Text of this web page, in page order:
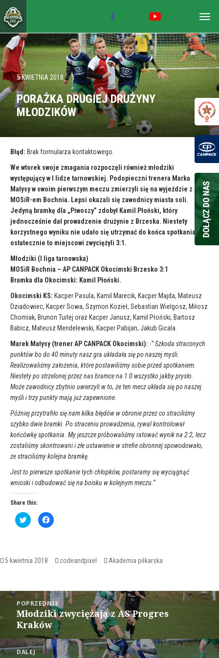
5 KWIETNIA 2018
PORAŻKA DRUGIEJ DRUŻYNY
MŁODZIKÓW
Błąd: Brak formularza kontaktowego.
We wtorek swoje zmagania rozpoczęli również młodziki
występujący w I lidze tarnowskiej. Podopieczni trenera Marka
Małysy w swoim pierwszym meczu zmierzyli się na wyjeździe z
MOSiR-em Bochnia. Lepsi okazali się zawodnicy miasta soli.
Jedyną bramkę dla „Piwoszy” zdobył Kamil Płoński, który
jednocześnie dał prowadzenie drużynie z Brzeska. Niestety
korzystnego wyniku nie udało się utrzymać do końca spotkania i
ostatecznie to miejscowi zwyciężyli 3:1.
Młodziki (I liga tarnowska)
MOSiR Bochnia – AP CANPACK Okocimski Brzesko 3:1
Bramka dla Okocimski: Kamil Płoński.
Okocimski KS: Kacper Pasula, Kamil Marecik, Kacper Majda, Mateusz
Dziadowiec, Kacper Sowa, Szymon Kozieł, Sebastian Wielgosz, Miłosz
Chomiak, Brunon Turlej oraz Kacper Janusz, Kamil Płoński, Bartosz
Babicz, Mateusz Mendelewski, Kacper Pabijan, Jakub Gicala.
Marek Małysy (trener AP CANPACK Okocimski): -” Szkoda straconych
punktów bo do 40 minuty nasz gra układała się po naszej myśli.
Realizowaliśmy założenia, które postawiliśmy sobie przed spotkaniem.
Niestety po strzelonej przez nas bramce na 1:0 wszystko jakby prysło.
Może zawodnicy zbytnio uwierzyli w to, że ten mecz układa się po naszej
myśli i trzy punkty mają już zapewnione.
Później przytrafiło się nam kilka błędów w obronie przez co straciliśmy
szybko dwie bramki. Po straceniu prowadzenia, rywal kontrolował
końcówkę spotkania. My jeszcze próbowaliśmy ratować wynik na 2:2, lecz
zostaliśmy skontrowani i złe ustawienie w strefie obronnej spowodowało,
że straciliśmy kolejna bramkę.
Jest to pierwsze spotkanie tych chłopków, postaramy się wyciągnąć
wnioski i odbudować się na boisku w kolejnym meczu.”
Share this:
C
l
s
h
o
T
w
i
t
t
e
r
(
O
p
C
l
o
n
F
a
c
e
b
o
o
k
(
O
Opublikowano
5 kwietnia 2018 Autor
codeandpixel Kategorie
Akademia piłkarska
Nawigacja
wpisu
POPRZEDNIE
Poprzedni
wpis:
Młodziki zwyciężają z AS Progres
Kraków
DALEJ